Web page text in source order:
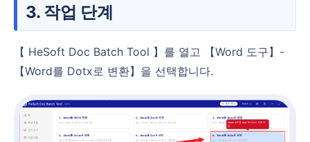
3. 작업 단계
【 HeSoft Doc Batch Tool 】를 열고 【Word 도구】-
【Word를 Dotx로 변환】을 선택합니다.